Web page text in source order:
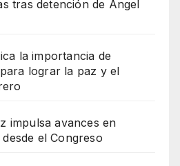
tras detención de Ángel
la importancia de
lograr la paz y el
impulsa avances en
el Congreso